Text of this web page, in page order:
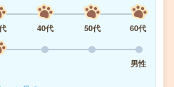
40代 50代
60代
男性